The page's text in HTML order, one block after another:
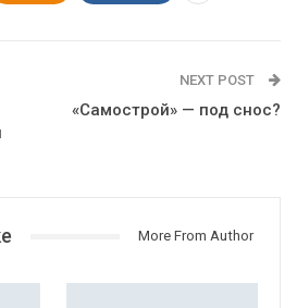
NEXT POST
«Самострой» — под снос?
More From Author